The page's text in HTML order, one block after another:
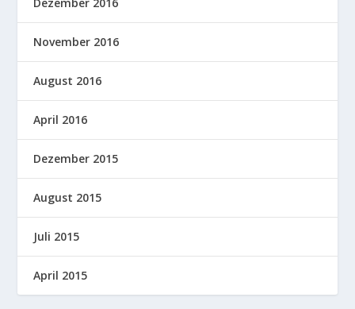
Dezember 2016
November 2016
August 2016
April 2016
Dezember 2015
August 2015
Juli 2015
April 2015